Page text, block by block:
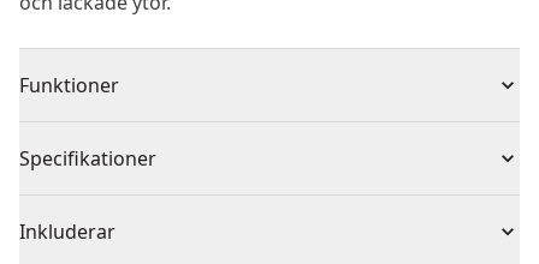
Funktioner
traditionella slippapper.
något hålmönster.
Specifikationer
Produkttyp Slipskiva
Inkluderar